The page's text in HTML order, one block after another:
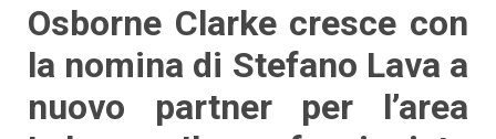
Osborne Clarke cresce con
la nomina di Stefano Lava a
nuovo partner per l’area